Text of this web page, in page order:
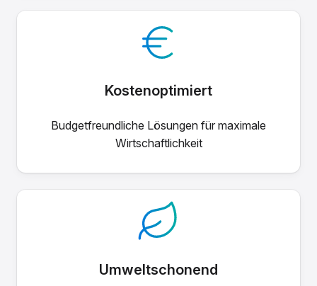
Kostenoptimiert
Budgetfreundliche Lösungen für maximale
Wirtschaftlichkeit
Umweltschonend